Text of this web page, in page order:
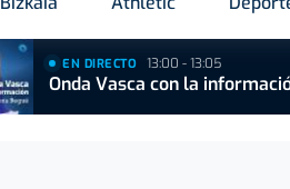
EN DIRECTO 13:00 - 13:05
Onda Vasca con la